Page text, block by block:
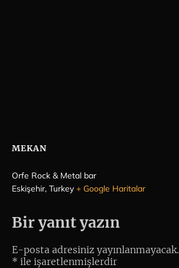
MEKAN
Orfe Rock & Metal bar
Eskişehir, Turkey + Google Haritalar
Bir yanıt yazın
E-posta adresiniz yayınlanmayacak.
* ile işaretlenmişlerdir